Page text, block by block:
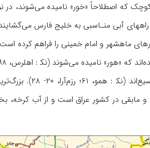
که اصطلاحاً «خور» نامیده می‌شوند، در
راههای آبی منـاسبی به خلیج‌ فارس
آزادگان (دشت میشان) و
هکتار است که امروزه حدود ۳/ ۱ آن در ایران و مابقی در کشور